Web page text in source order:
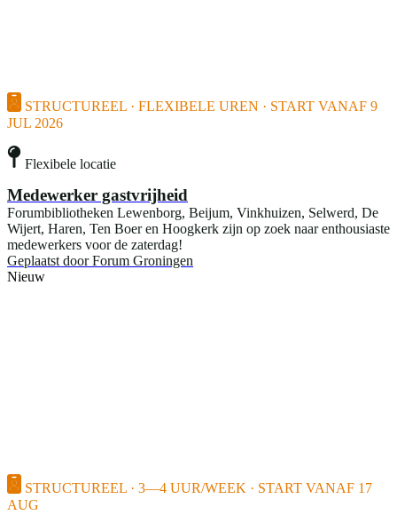
STRUCTUREEL · FLEXIBELE UREN · START VANAF 9
JUL 2026
Flexibele locatie
Medewerker gastvrijheid
Forumbibliotheken Lewenborg, Beijum, Vinkhuizen, Selwerd, De
Wijert, Haren, Ten Boer en Hoogkerk zijn op zoek naar enthousiaste
medewerkers voor de zaterdag!
Geplaatst door Forum Groningen
Nieuw
STRUCTUREEL · 3—4 UUR/WEEK · START VANAF 17
AUG